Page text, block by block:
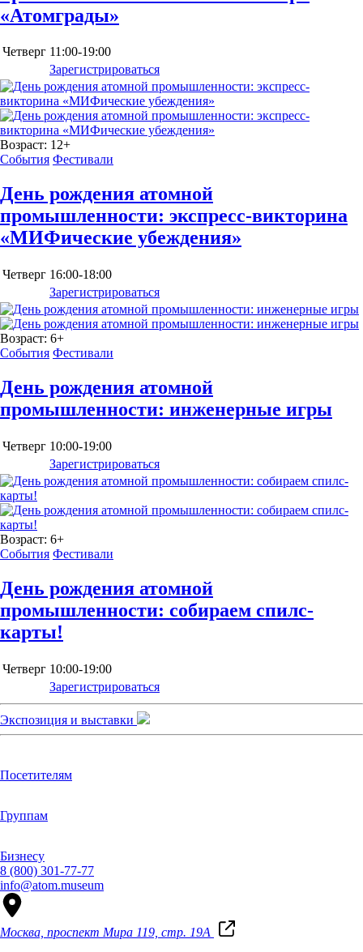
«Атомграды»
Четверг 11:00-19:00
Зарегистрироваться
Возраст: 12+
События Фестивали
День рождения атомной
промышленности: экспресс-викторина
«МИФические убеждения»
Четверг 16:00-18:00
Зарегистрироваться
Возраст: 6+
События Фестивали
День рождения атомной
промышленности: инженерные игры
Четверг 10:00-19:00
Зарегистрироваться
Возраст: 6+
События Фестивали
День рождения атомной
промышленности: собираем спилс-
карты!
Четверг 10:00-19:00
Зарегистрироваться
Экспозиция и выставки
Посетителям
Группам
Бизнесу
8 (800) 301-77-77
info@atom.museum
Москва, проспект Мира 119, стр. 19А